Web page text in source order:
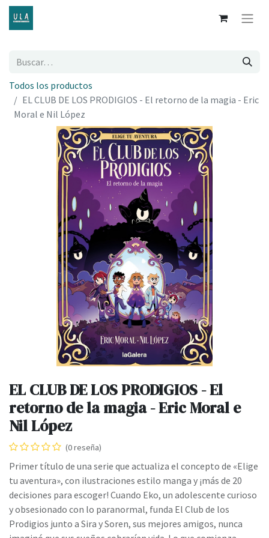
Todos los productos
EL CLUB DE LOS PRODIGIOS - El retorno de la magia - Eric
Moral e Nil López
EL CLUB DE LOS PRODIGIOS - El
retorno de la magia - Eric Moral e
Nil López
(0 reseña)
Primer título de una serie que actualiza el concepto de «Elige
tu aventura», con ilustraciones estilo manga y ¡más de 20
decisiones para escoger! Cuando Eko, un adolescente curioso
y obsesionado con lo paranormal, funda El Club de los
Prodigios junto a Sira y Soren, sus mejores amigos, nunca